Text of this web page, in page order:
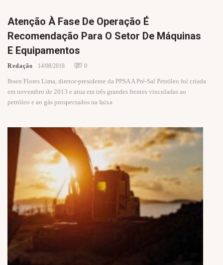
Atenção À Fase De Operação É
Recomendação Para O Setor De Máquinas
E Equipamentos
Redação 14/08/2018 0
Ibsen Flores Lima, diretor-presidente da PPSA A Pré-Sal Petróleo foi criada
em novembro de 2013 e atua em três grandes frentes vinculadas ao
petróleo e ao gás prospectados na faixa